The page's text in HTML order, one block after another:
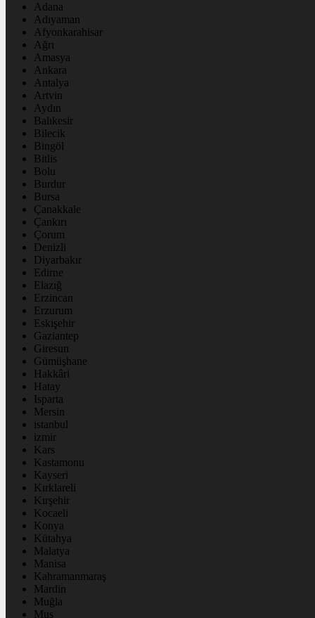
Adana
Adıyaman
Afyonkarahisar
Ağrı
Amasya
Ankara
Antalya
Artvin
Aydın
Balıkesir
Bilecik
Bingöl
Bitlis
Bolu
Burdur
Bursa
Çanakkale
Çankırı
Çorum
Denizli
Diyarbakır
Edirne
Elazığ
Erzincan
Erzurum
Eskişehir
Gaziantep
Giresun
Gümüşhane
Hakkâri
Hatay
Isparta
Mersin
istanbul
izmir
Kars
Kastamonu
Kayseri
Kırklareli
Kırşehir
Kocaeli
Konya
Kütahya
Malatya
Manisa
Kahramanmaraş
Mardin
Muğla
Muş